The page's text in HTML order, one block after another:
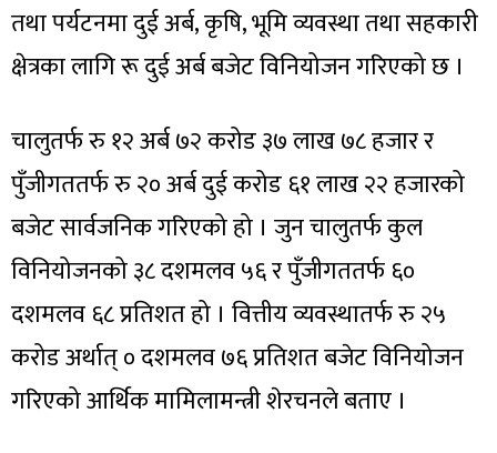
तथा पर्यटनमा दुई अर्ब, कृषि, भूमि व्यवस्था तथा सहकारी
क्षेत्रका लागि रू दुई अर्ब बजेट विनियोजन गरिएको छ ।
चालुतर्फ रु १२ अर्ब ७२ करोड ३७ लाख ७८ हजार र
पुँजीगततर्फ रु २० अर्ब दुई करोड ६१ लाख २२ हजारको
बजेट सार्वजनिक गरिएको हो । जुन चालुतर्फ कुल
विनियोजनको ३८ दशमलव ५६ र पुँजीगततर्फ ६०
दशमलव ६८ प्रतिशत हो । वित्तीय व्यवस्थातर्फ रु २५
करोड अर्थात् ० दशमलव ७६ प्रतिशत बजेट विनियोजन
गरिएको आर्थिक मामिलामन्त्री शेरचनले बताए ।